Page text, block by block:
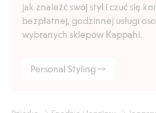
jak znaleźć swój styl i czuć się
bezpłatnej, godzinnej usługi
wybranych sklepów Kappahl.
Personal Styling